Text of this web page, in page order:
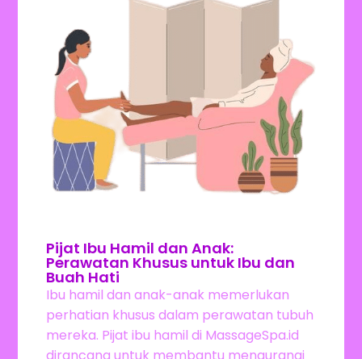
Pijat Ibu Hamil dan Anak:
Perawatan Khusus untuk Ibu dan
Buah Hati
Ibu hamil dan anak-anak memerlukan
perhatian khusus dalam perawatan tubuh
mereka. Pijat ibu hamil di MassageSpa.id